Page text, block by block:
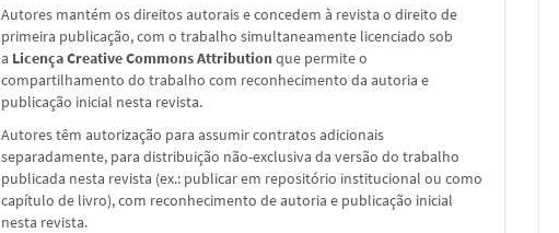
Autores mantém os direitos autorais e concedem à revista o direito de
primeira publicação, com o trabalho simultaneamente licenciado sob
a Licença Creative Commons Attributionque permite o
compartilhamento do trabalho com reconhecimento da autoria e
publicação inicial nesta revista.
Autores têm autorização para assumir contratos adicionais
separadamente, para distribuição não-exclusiva da versão do trabalho
publicada nesta revista (ex.: publicar em repositório institucional ou como
capítulo de livro), com reconhecimento de autoria e publicação inicial
nesta revista.